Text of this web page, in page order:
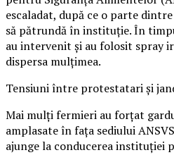
escaladat, după ce o parte
să pătrundă în instituție. În
au intervenit și au folosit spray
dispersa mulțimea.
Tensiuni între protestatari și
Mai mulți fermieri au forțat
amplasate în fața sediului
ajunge la conducerea instituției